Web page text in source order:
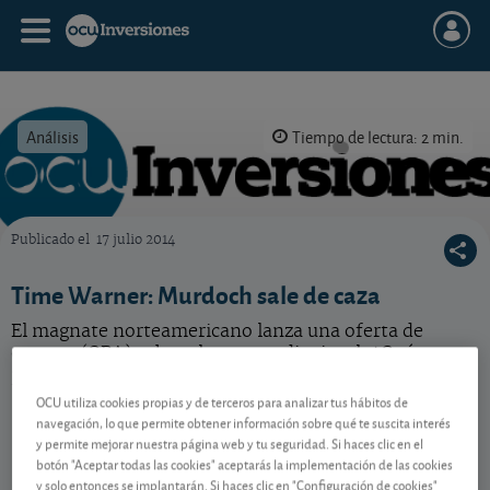
Análisis Tiempo de lectura: 2 min.
Publicado el 17 julio 2014
Time Warner: Murdoch sale de caza
El magnate norteamericano lanza una oferta de
compra (OPA) sobre el grupo audiovisual. ¿Qué nos
Contenido reservado a SOCIOS
OCU utiliza cookies propias y de terceros para analizar tus hábitos de
navegación, lo que permite obtener información sobre qué te suscita interés
y permite mejorar nuestra página web y tu seguridad. Si haces clic en el
botón "Aceptar todas las cookies" aceptarás la implementación de las cookies
y solo entonces se implantarán. Si haces clic en "Configuración de cookies"